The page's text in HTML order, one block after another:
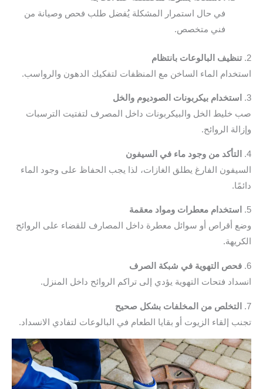
في حال استمرار المشكلة يُفضل طلب فحص وصيانة من
فني متخصص.
البالوعات بانتظام
الماء الساخن مع المنظفات لتفكيك الدهون والرواسب.
بيكربونات الصوديوم والخل
الخل والبيكربونات داخل المصرف لتفتيت الترسبات
الروائح.
من وجود ماء في السيفون
الفارغ يطلق الغازات، لذا يجب الحفاظ على وجود الماء
معطرات ومواد معقمة
أقراص أو سوائل معطرة داخل المصارف للقضاء على الروائح
التهوية في شبكة الصرف
فتحات التهوية يؤدي إلى تراكم الروائح داخل المنزل.
من المخلفات بشكل صحيح
إلقاء الزيوت أو بقايا الطعام في البالوعات لتفادي الانسداد.